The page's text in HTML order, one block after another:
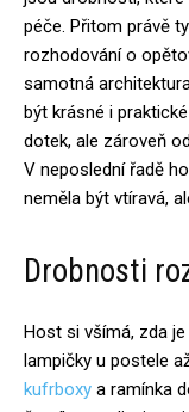
péče. Přitom právě
rozhodování o
samotná
být krásné i
dotek, ale zároveň
V neposlední řadě
neměla být vtíravá,
Drobnosti
Host si všímá, zda
lampičky u postele
kufrboxy a ramínka